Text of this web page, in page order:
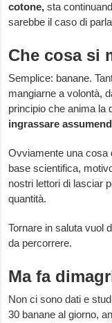
cotone,sta
sarebbe il caso di
Che cosa si
Semplice: banane.
mangiarne a volontà,
principio che anima la
ingrassare
Ovviamente una cosa
base scientifica,
nostri lettori di lasciar
quantità.
Tornare in saluta vuol
da percorrere.
Ma fa
Non ci sono dati e
30 banane al giorno,